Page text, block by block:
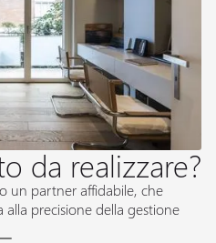
da realizzare?
un partner affidabile, che
alla precisione della gestione